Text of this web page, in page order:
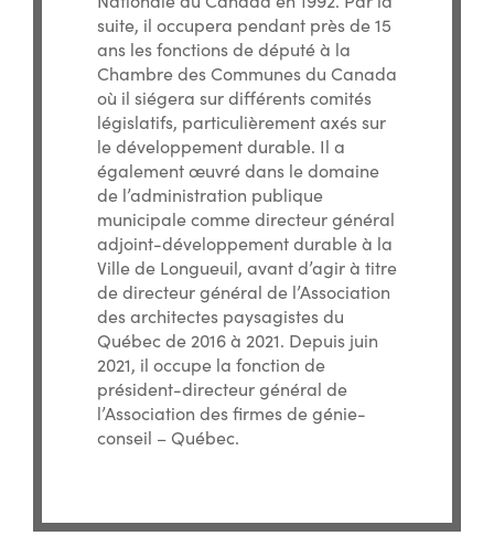
suite, il occupera pendant près de 15
ans les fonctions de député à la
Chambre des Communes du Canada
où il siégera sur différents comités
législatifs, particulièrement axés sur
le développement durable. Il a
également œuvré dans le domaine
de l’administration publique
municipale comme directeur général
adjoint-développement durable à la
Ville de Longueuil, avant d’agir à titre
de directeur général de l’Association
des architectes paysagistes du
Québec de 2016 à 2021. Depuis juin
2021, il occupe la fonction de
président-directeur général de
l’Association des firmes de génie-
conseil – Québec.